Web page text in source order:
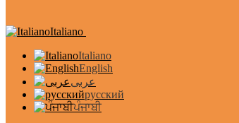
Italiano
Italiano
English
عربى
русский
ਪੰਜਾਬੀ